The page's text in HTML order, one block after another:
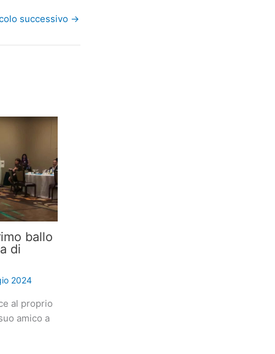
successivo →
ballo
di
2024
al proprio
amico a